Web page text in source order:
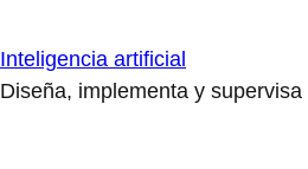
Inteligencia artificial
Diseña, implementa y